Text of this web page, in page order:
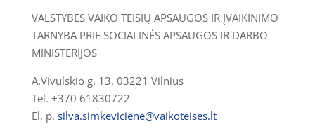
VALSTYBĖS VAIKO TEISIŲ APSAUGOS IR ĮVAIKINIMO
TARNYBA PRIE SOCIALINĖS APSAUGOS IR DARBO
MINISTERIJOS
A.Vivulskio g. 13, 03221 Vilnius
Tel. +370 61830722
El. p. silva.simkeviciene@vaikoteises.lt